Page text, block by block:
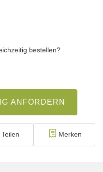
bestellen?
ANFORDERN
Teilen Merken